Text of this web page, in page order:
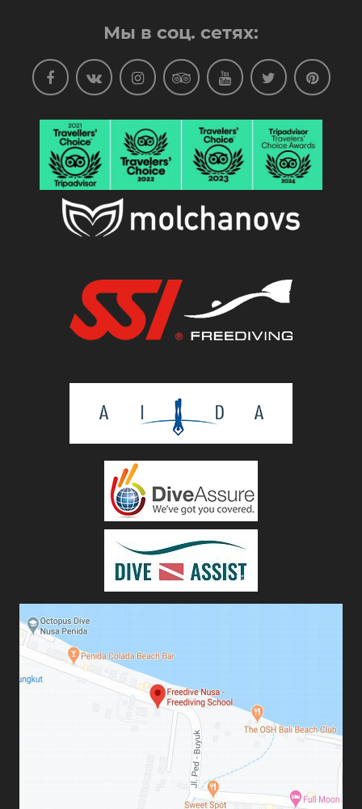
Мы в соц. сетях: